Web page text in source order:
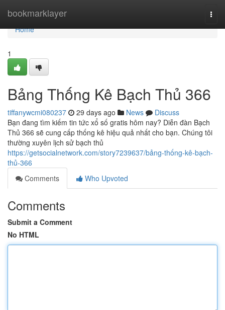
bookmarklayer
Home
Home
1
Bảng Thống Kê Bạch Thủ 366
tiffanywcmi080237 29 days ago News
Discuss
Bạn đang tìm kiếm tin tức xổ số gratis hôm nay? Diễn đàn Bạch
Thủ 366 sẽ cung cấp thống kê hiệu quả nhất cho bạn. Chúng tôi
thường xuyên lịch sử bạch thủ
https://getsocialnetwork.com/story7239637/bảng-thống-kê-bạch-
thủ-366
Comments
Who Upvoted
Comments
Submit a Comment
No HTML